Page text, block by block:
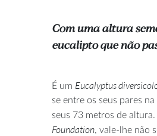
Com uma altura
eucalipto que não
É um Eucalyptus
se entre os seus pares
seus 73 metros de
Foundation, vale-lhe não